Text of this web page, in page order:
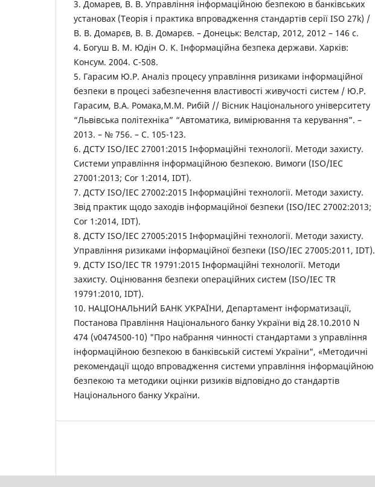
3. Домарев, В. В. Управління інформаційною безпекою в банківських
установах (Теорія і практика впровадження стандартів серії ISO 27k) /
В. В. Домарєв, В. В. Домарєв. – Донецьк: Велстар, 2012, 2012 – 146 с.
4. Богуш В. М. Юдін О. К. Інформаційна безпека держави. Харків:
Консум. 2004. С-508.
5. Гарасим Ю.Р. Аналіз процесу управління ризиками інформаційної
безпеки в процесі забезпечення властивості живучості систем / Ю.Р.
Гарасим, В.А. Ромака,М.М. Рибій // Вісник Національного університету
“Львівська політехніка” “Автоматика, вимірювання та керування”. –
2013. – № 756. – С. 105-123.
6. ДСТУ ISO/IEC 27001:2015 Інформаційні технології. Методи захисту.
Системи управління інформаційною безпекою. Вимоги (ISO/IEC
27001:2013; Cor 1:2014, IDT).
7. ДСТУ ISO/IEC 27002:2015 Інформаційні технології. Методи захисту.
Звід практик щодо заходів інформаційної безпеки (ISO/IEC 27002:2013;
Cor 1:2014, IDT).
8. ДСТУ ISO/IEC 27005:2015 Інформаційні технології. Методи захисту.
Управління ризиками інформаційної безпеки (ISO/IEC 27005:2011, IDT).
9. ДСТУ ISO/IEC TR 19791:2015 Інформаційні технології. Методи
захисту. Оцінювання безпеки операційних систем (ISO/IEC TR
19791:2010, IDT).
10. НАЦІОНАЛЬНИЙ БАНК УКРАЇНИ, Департамент інформатизації,
Постанова Правління Національного банку України від 28.10.2010 N
474 (v0474500-10) "Про набрання чинності стандартами з управління
інформаційною безпекою в банківській системі України", «Методичні
рекомендації щодо впровадження системи управління інформаційною
безпекою та методики оцінки ризиків відповідно до стандартів
Національного банку України.